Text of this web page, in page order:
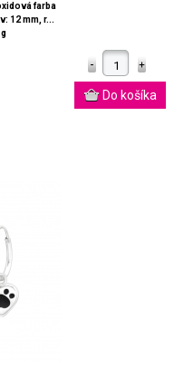
farba
12 mm, r...